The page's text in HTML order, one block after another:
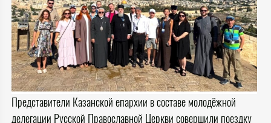
Представители Казанской епархии в составе молодёжной
делегации Русской Православной Церкви совершили поездку